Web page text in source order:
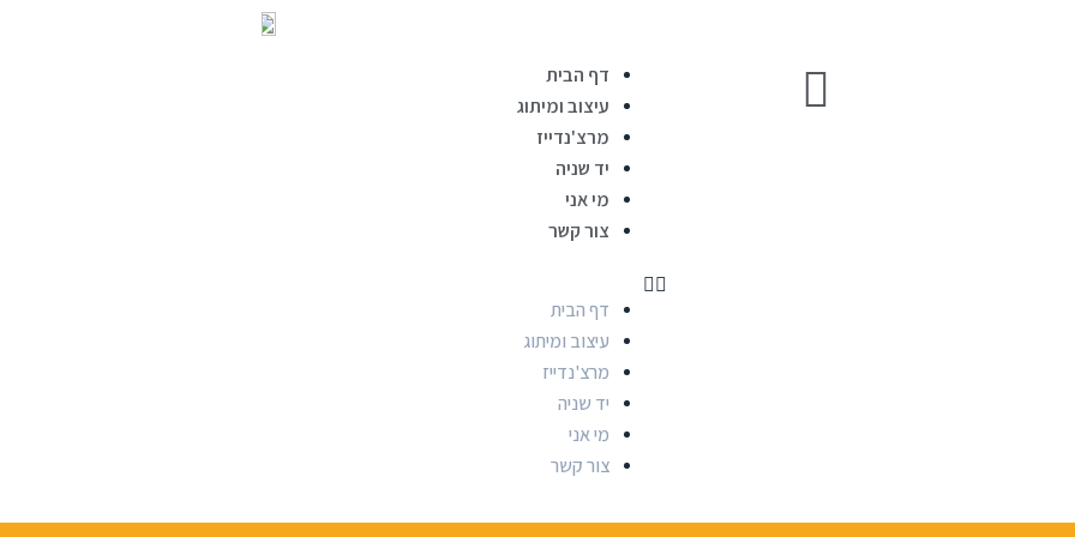
דף הבית
עיצוב ומיתוג
מרצ'נדייז
יד שניה
מי אני
צור קשר
דף הבית
עיצוב ומיתוג
מרצ'נדייז
יד שניה
מי אני
צור קשר